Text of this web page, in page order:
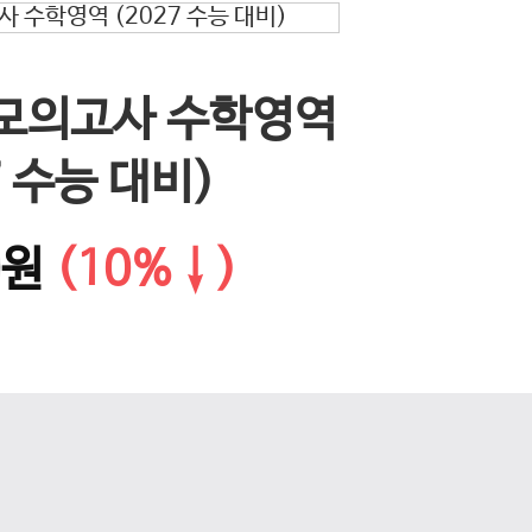
의고사 수학영역
능 대비)
(10%↓)